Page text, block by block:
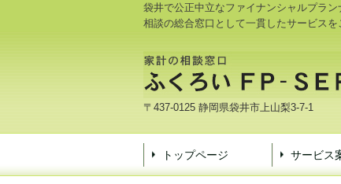
袋井で公正中立なファイナンシャルプラ
相談の総合窓口として一貫したサービス
〒437-0125 静岡県袋井
トップページ サービス